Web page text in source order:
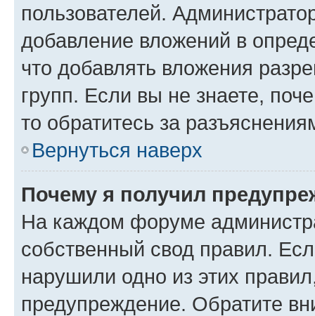
пользователей.
добавление вложений в
что добавлять вложения
групп. Если вы не знаете,
то обратитесь за
Вернуться наверх
Почему я получил
На каждом форуме
собственный свод правил.
нарушили одно из этих
предупреждение. Обратите